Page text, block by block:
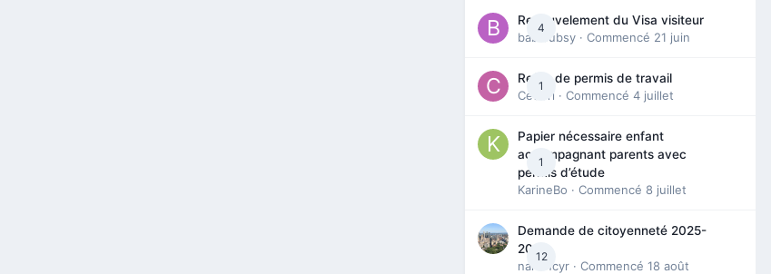
4
Renouvelement du Visa visiteur
babibubsy · Commencé 21 juin
1
Refus de permis de travail
Cedbri · Commencé 4 juillet
1
Papier nécessaire enfant
accompagnant parents avec
permis d’étude
KarineBo · Commencé 8 juillet
12
Demande de citoyenneté 2025-
2026
nanancyr · Commencé 18 août